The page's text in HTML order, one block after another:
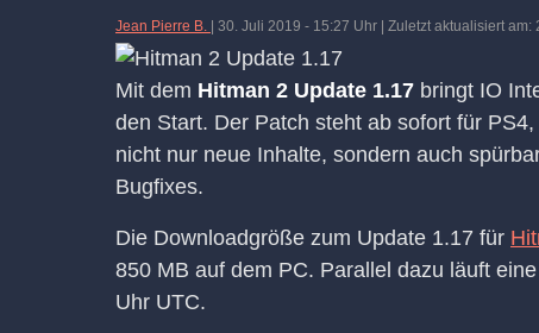
Jean Pierre B. 30. Juli 2019 - 15:27 Uhr | Zuletzt aktualisiert
Mit dem Hitman 2 Update 1.17 bringt IO
den Start. Der Patch steht ab sofort für
nicht nur neue Inhalte, sondern auch
Bugfixes.
Die Downloadgröße zum Update 1.17 für
850 MB auf dem PC. Parallel dazu läuft
Uhr UTC.